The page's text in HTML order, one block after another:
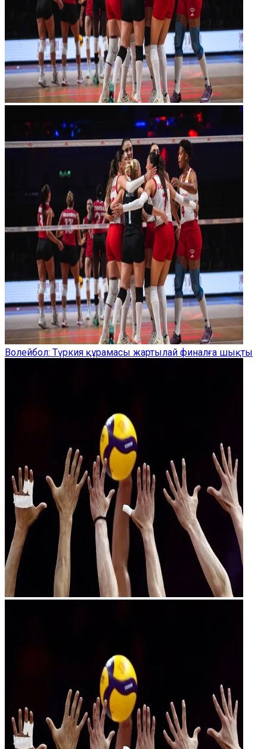
Волейбол: Түркия құрамасы жартылай финалға шықты